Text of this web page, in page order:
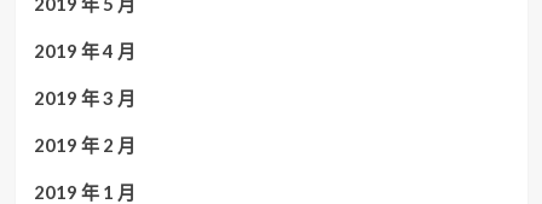
2019 年 4 月
2019 年 3 月
2019 年 2 月
2019 年 1 月